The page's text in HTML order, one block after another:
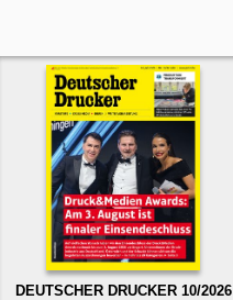
DEUTSCHER DRUCKER 10/2026